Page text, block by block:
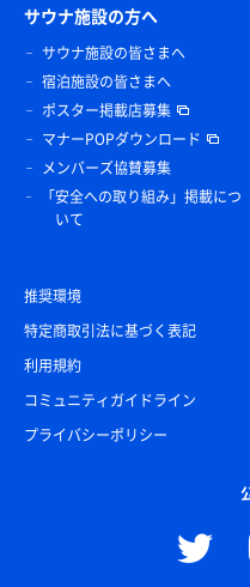
サウナ施設の方へ
サウナ施設の皆さまへ
宿泊施設の皆さまへ
ポスター掲載店募集
マナーPOPダウンロード
メンバーズ協賛募集
「安全への取り組み」掲載につ
いて
推奨環境
特定商取引法に基づく表記
利用規約
コミュニティガイドライン
プライバシーポリシー